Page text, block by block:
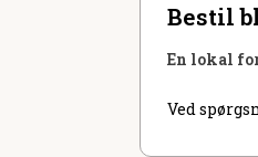
Bestil
En lokal
Ved